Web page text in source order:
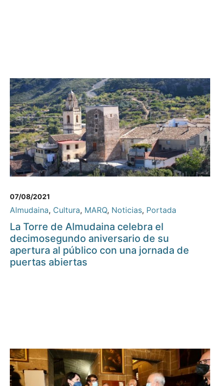
07/08/2021
Almudaina, Cultura, MARQ, Noticias, Portada
La Torre de Almudaina celebra el
decimosegundo aniversario de su
apertura al público con una jornada de
puertas abiertas